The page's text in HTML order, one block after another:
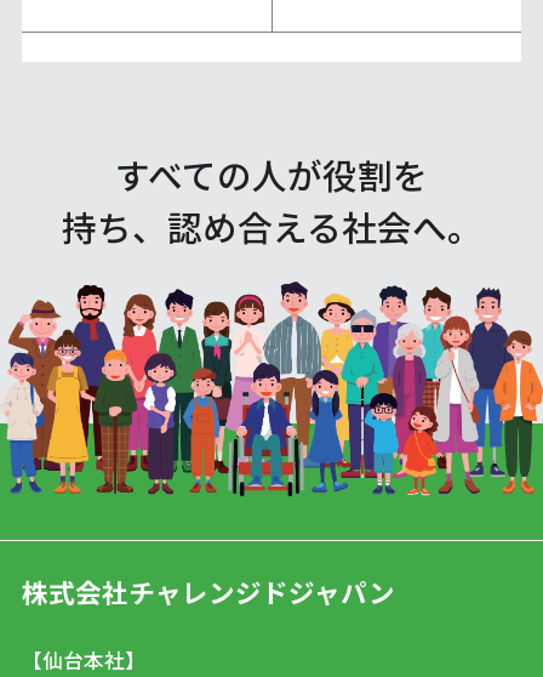
すべての人が役割を
持ち、認め合える社会へ。
株式会社チャレンジドジャパン
【仙台本社】